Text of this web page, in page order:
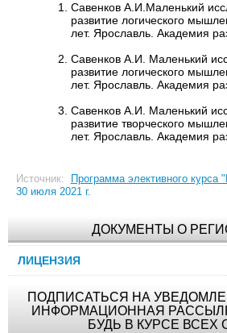
Савенков А.И.Маленький
развитие логического
лет. Ярославль. Академия
Савенков А.И. Маленький
развитие логического
лет. Ярославль. Академия
Савенков А.И. Маленький
развитие творческого
лет. Ярославль. Академия
Источник: Программа элективного курса
30 июля 2021 г.
ДОКУМЕНТЫ О
ЛИЦЕНЗИЯ
ПОДПИСАТЬСЯ НА
ИНФОРМАЦИОННАЯ
БУДЬ В КУРСЕ ВСЕХ